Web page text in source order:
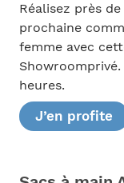
Réalisez près
prochaine
femme avec
Showroomprivé.
heures.
J’en profite